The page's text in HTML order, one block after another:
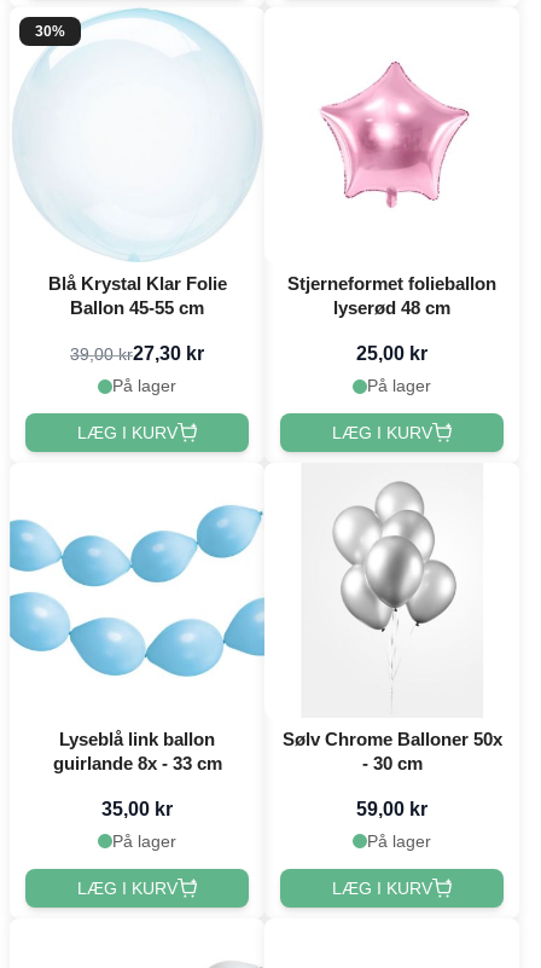
30%
Blå Krystal Klar Folie
Ballon 45-55 cm
39,00 kr27,30 kr
På lager
LÆG I KURV
Stjerneformet folieballon
lyserød 48 cm
25,00 kr
På lager
LÆG I KURV
Lyseblå link ballon
guirlande 8x - 33 cm
35,00 kr
På lager
LÆG I KURV
Sølv Chrome Balloner 50x
- 30 cm
59,00 kr
På lager
LÆG I KURV